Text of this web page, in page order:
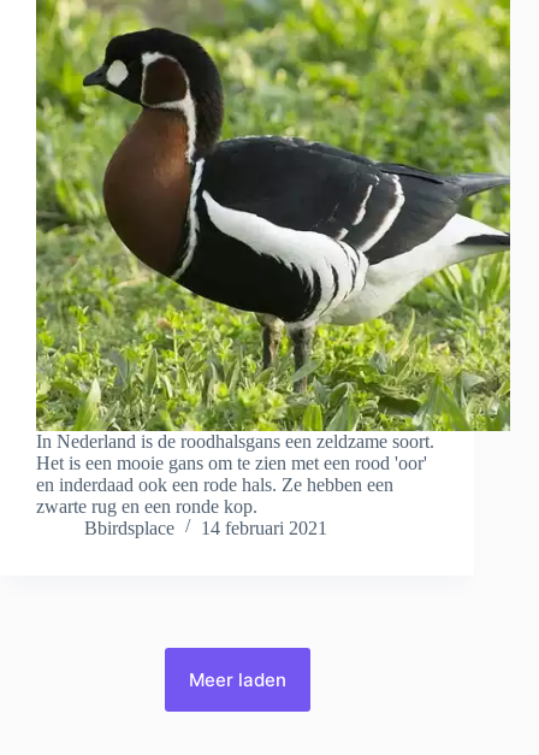
In Nederland is de roodhalsgans een zeldzame soort.
Het is een mooie gans om te zien met een rood 'oor'
en inderdaad ook een rode hals. Ze hebben een
zwarte rug en een ronde kop.
Bbirdsplace
14 februari 2021
Meer laden